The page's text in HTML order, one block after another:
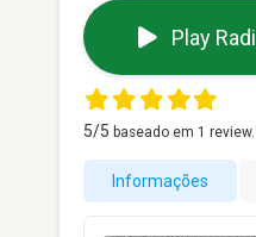
Play
5/5 baseado em 1 review.
Informações